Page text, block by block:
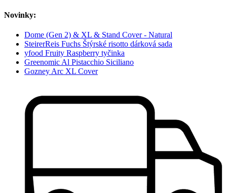
Novinky:
Dome (Gen 2) & XL & Stand Cover - Natural
SteirerReis Fuchs Štýrské risotto dárková sada
yfood Fruity Raspberry tyčinka
Greenomic Al Pistacchio Siciliano
Gozney Arc XL Cover